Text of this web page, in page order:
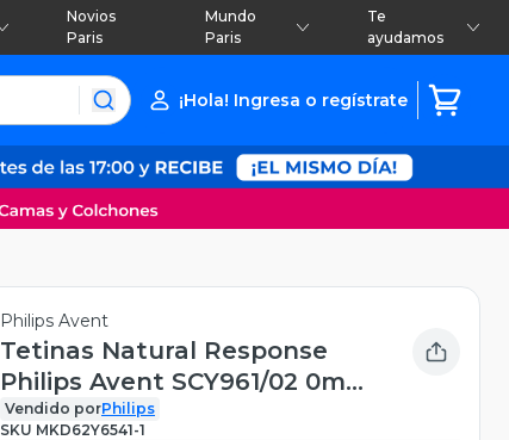
Novios
Paris
Mundo
Paris
Te
ayudamos
¡Hola! Ingresa o regístrate
Philips Avent
Tetinas Natural Response
Philips Avent SCY961/02 0m
Flujo 1
Vendido porPhilips
SKU MKD62Y6541-1